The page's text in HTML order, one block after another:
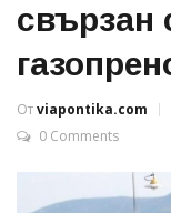
свързан
Отviapontika.com
0 Comments